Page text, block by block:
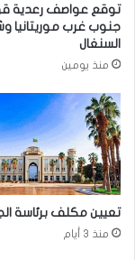
توقع عواصف رعدية
جنوب غرب موريتانيا
السنغال
منذ يومين
تعيين مكلف برئاسة
منذ 3 أيام